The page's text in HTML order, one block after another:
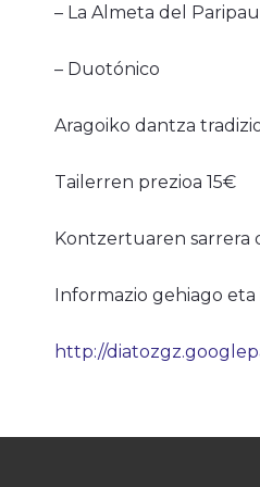
– La Almeta del Paripau
– Duotónico
Aragoiko dantza
Tailerren prezioa 15€
Kontzertuaren sarrera
Informazio gehiago eta
http://